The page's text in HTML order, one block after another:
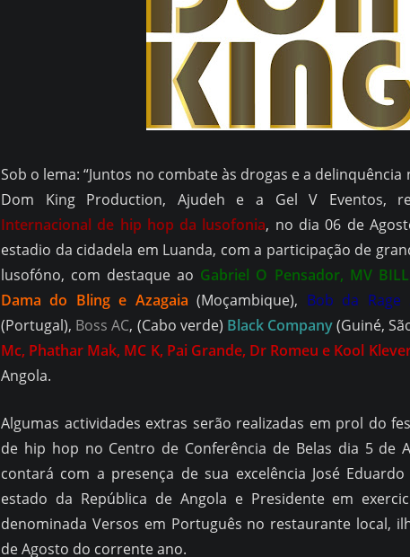
Sob o lema: “Juntos no combate às drogas e a delinquência
Dom King Production, Ajudeh e a Gel V Eventos,
Internacional de hip hop da lusofonia, no dia 06 de
estadio da cidadela em Luanda, com a participação de
lusofóno, com destaque ao Gabriel O Pensador, MV
Dama do Bling e Azagaia (Moçambique), Bob da Rage
(Portugal), Boss AC, (Cabo verde) Black Company(Guiné,
Mc, Phathar Mak, MC K, Pai Grande, Dr Romeu e Kool
Angola.
Algumas actividades extras serão realizadas em prol do
de hip hop no Centro de Conferência de Belas dia 5 de
contará com a presença de sua excelência José
estado da República de Angola e Presidente em
denominada Versos em Português no restaurante local,
de Agosto do corrente ano.